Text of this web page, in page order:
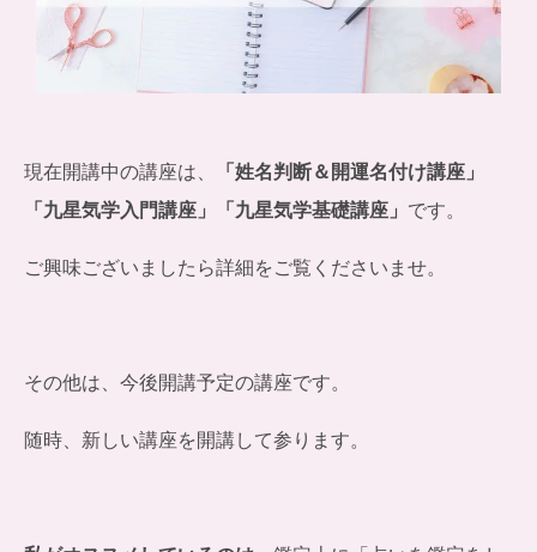
現在開講中の講座は、
「姓名判断＆開運名付け講座」
「九星気学入門講座」「九星気学基礎講座」 です。
ご興味ございましたら詳細をご覧くださいませ。
その他は、今後開講予定の講座です。
随時、新しい講座を開講して参ります。